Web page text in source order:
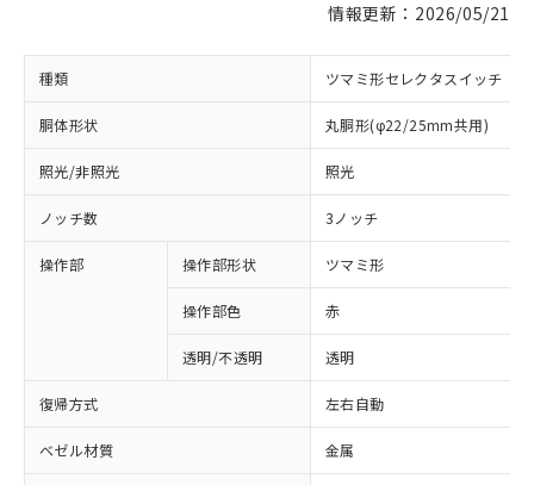
情報更新：2026/05/21
種類 ツマミ形セレクタスイッチ
胴体形状 丸胴形(φ22/25mm共用)
照光/非照光 照光
ノッチ数 3ノッチ
操作部 操作部形状 ツマミ形
操作部色 赤
透明/不透明 透明
復帰方式 左右自動
ベゼル材質 金属